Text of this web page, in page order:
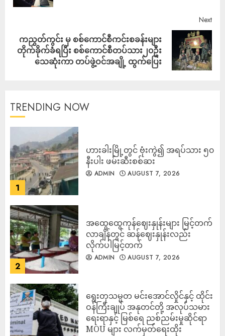
Next
ကညွတ်ကွင်း မှ စစ်​ကောင်စီကင်းစခန်းများ
တိုက်ခိုက်ခံရပြီး စစ်​ကောင်စီတပ်သား၂၀ဦး​
သေဆုံးကာ တပ်ဖွဲ့ဝင်အချို့ ထွက်​ပြေး
TRENDING NOW
1
ဟားခါးမြို့တွင် ဗုံးကွဲ၍ အရပ်သား ၅၀
နီးပါး ဖမ်းဆီးစစ်ဆး
ADMIN AUGUST 7, 2026
2
အထွေထွေကုန်ဈေးနှုန်းများ မြင့်တက်
လာချိန်တွင် ဆန်ဈေးနှုန်းလည်း
လိုက်ပါမြင့်တက်
ADMIN AUGUST 7, 2026
ရွေးတုသမ္မတ မင်းအောင်လှိုင်နှင့် ထိုင်း
ဝန်ကြီးချုပ် အနုတင်တို့ အလုပ်သမား
ရေးရာနှင့် မြစ်ရေ ညစ်ညမ်းမှုဆိုင်ရာ
MOU များ လက်မှတ်ရေးထိုး